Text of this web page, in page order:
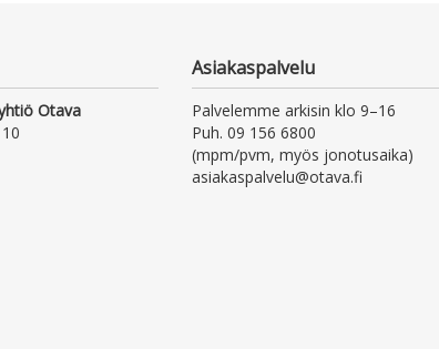
Otava
Asiakaspalvelu
Palvelemme arkisin klo 9–16
Puh. 09 156 6800
(mpm/pvm, myös jonotusaika)
asiakaspalvelu@otava.fi